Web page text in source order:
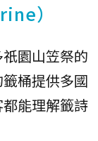
）
園山笠祭的
桶提供多國
能理解籤詩